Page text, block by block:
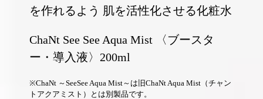
を作れるよう 肌を活性化させる化粧水
ChaNt See See Aqua Mist 〈ブースタ
ー・導入液〉200ml
※ChaNt ～SeeSee Aqua Mist～は旧ChaNt Aqua Mist（チャン
トアクアミスト）とは別製品です。